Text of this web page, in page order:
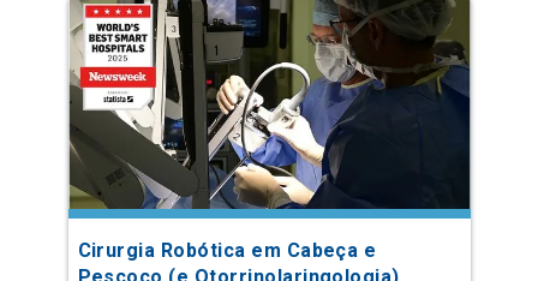
Cirurgia Robótica em Cabeça e